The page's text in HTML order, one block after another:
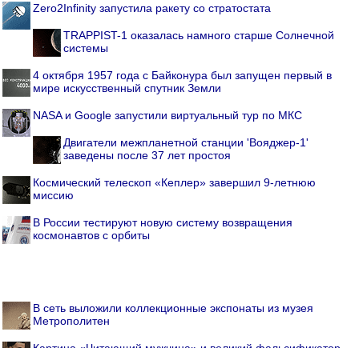
Zero2Infinity запустила ракету со стратостата
TRAPPIST-1 оказалась намного старше Солнечной
системы
4 октября 1957 года с Байконура был запущен первый в
мире искусственный спутник Земли
NASA и Google запустили виртуальный тур по МКС
Двигатели межпланетной станции 'Вояджер-1'
заведены после 37 лет простоя
Космический телескоп «Кеплер» завершил 9-летнюю
миссию
В России тестируют новую систему возвращения
космонавтов с орбиты
В сеть выложили коллекционные экспонаты из музея
Метрополитен